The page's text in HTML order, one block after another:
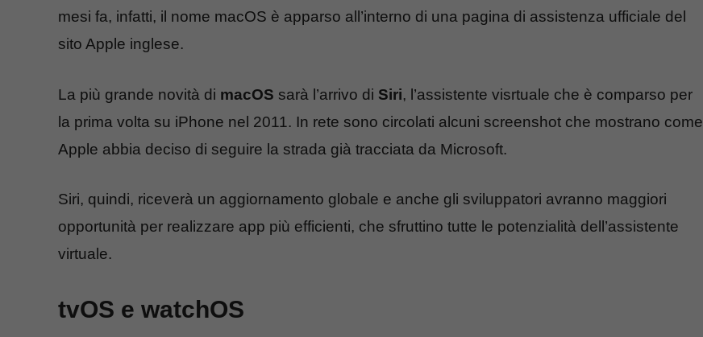
mesi fa, infatti, il nome macOS è apparso all’interno di una pagina di assistenza ufficiale del
sito Apple inglese.
La più grande novità di macOS sarà l’arrivo di Siri, l’assistente visrtuale che è comparso per
la prima volta su iPhone nel 2011. In rete sono circolati alcuni screenshot che mostrano come
Apple abbia deciso di seguire la strada già tracciata da Microsoft.
Siri, quindi, riceverà un aggiornamento globale e anche gli sviluppatori avranno maggiori
opportunità per realizzare app più efficienti, che sfruttino tutte le potenzialità dell’assistente
virtuale.
tvOS e watchOS